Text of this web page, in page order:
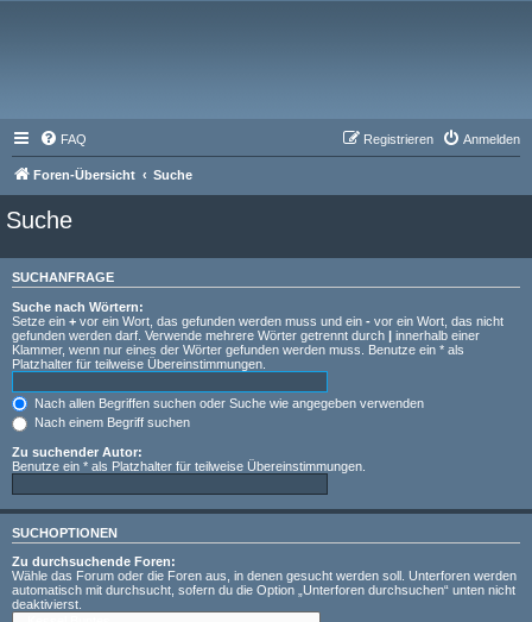
FAQ Anmelden
Registrieren
Foren-Übersicht Suche
Suche
SUCHANFRAGE
Suche nach Wörtern:
Setze ein + vor ein Wort, das gefunden werden muss und ein - vor ein Wort, das nicht
gefunden werden darf. Verwende mehrere Wörter getrennt durch | innerhalb einer
Klammer, wenn nur eines der Wörter gefunden werden muss. Benutze ein * als
Platzhalter für teilweise Übereinstimmungen.
Nach allen Begriffen suchen oder Suche wie angegeben verwenden
Nach einem Begriff suchen
Zu suchender Autor:
Benutze ein * als Platzhalter für teilweise Übereinstimmungen.
SUCHOPTIONEN
Zu durchsuchende Foren:
Wähle das Forum oder die Foren aus, in denen gesucht werden soll. Unterforen werden
automatisch mit durchsucht, sofern du die Option „Unterforen durchsuchen“ unten nicht
deaktivierst.